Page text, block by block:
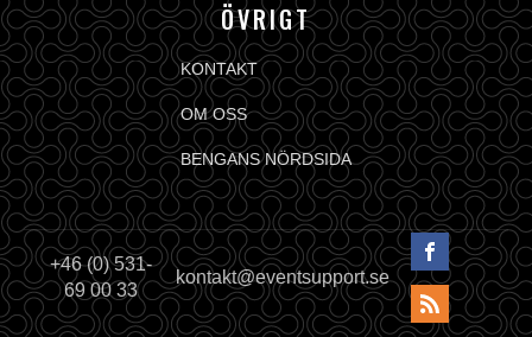
ÖVRIGT
KONTAKT
OM OSS
BENGANS NÖRDSIDA
+46 (0) 531-
69 00 33
kontakt@eventsupport.se